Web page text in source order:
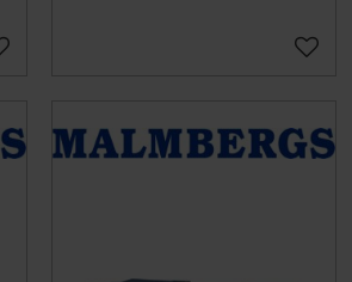
to favorites Add